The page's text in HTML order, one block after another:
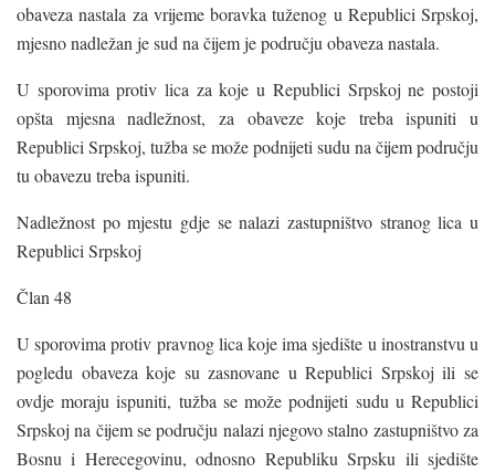
obaveza nastala za vrijeme boravka tuženog u Republici Srpskoj,
mjesno nadležan je sud na čijem je području obaveza nastala.
U sporovima protiv lica za koje u Republici Srpskoj ne postoji
opšta mjesna nadležnost, za obaveze koje treba ispuniti u
Republici Srpskoj, tužba se može podnijeti sudu na čijem području
tu obavezu treba ispuniti.
Nadležnost po mjestu gdje se nalazi zastupništvo stranog lica u
Republici Srpskoj
Član 48
U sporovima protiv pravnog lica koje ima sjedište u inostranstvu u
pogledu obaveza koje su zasnovane u Republici Srpskoj ili se
ovdje moraju ispuniti, tužba se može podnijeti sudu u Republici
Srpskoj na čijem se području nalazi njegovo stalno zastupništvo za
Bosnu i Herecegovinu, odnosno Republiku Srpsku ili sjedište